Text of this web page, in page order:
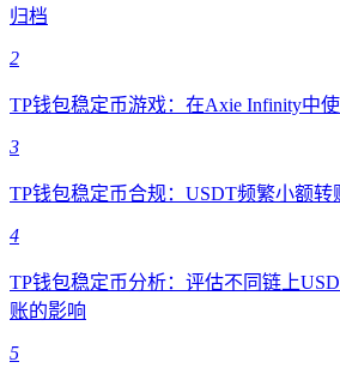
归档
2
TP钱包稳定币游戏：在Axie Infinity中
3
TP钱包稳定币合规：USDT频繁小额
4
TP钱包稳定币分析：评估不同链上
账的影响
5